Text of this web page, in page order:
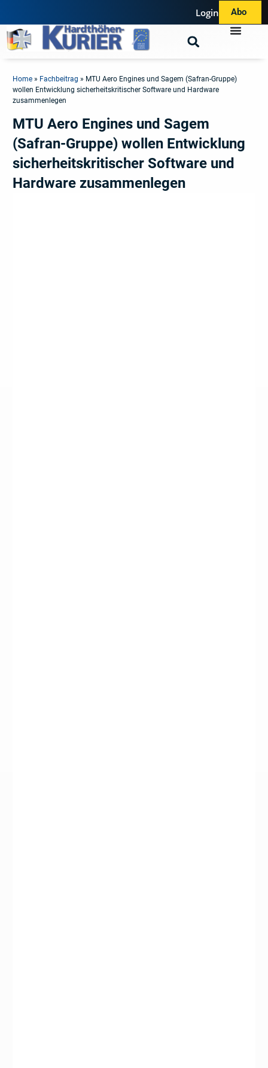
Login Abo
Home » Fachbeitrag » MTU Aero Engines und Sagem (Safran-Gruppe)
wollen Entwicklung sicherheitskritischer Software und Hardware
zusammenlegen
MTU Aero Engines und Sagem
(Safran-Gruppe) wollen Entwicklung
sicherheitskritischer Software und
Hardware zusammenlegen